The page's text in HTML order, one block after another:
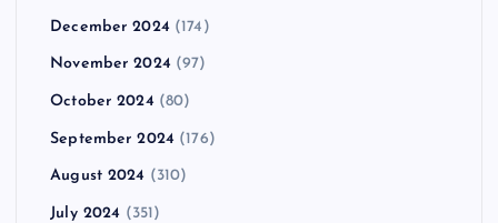
December 2024 (174)
November 2024 (97)
October 2024 (80)
September 2024 (176)
August 2024 (310)
July 2024 (351)